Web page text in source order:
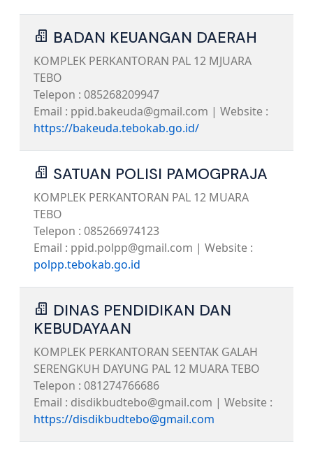
BADAN KEUANGAN DAERAH
KOMPLEK PERKANTORAN PAL 12 MJUARA
TEBO
Telepon : 085268209947
Email : ppid.bakeuda@gmail.com | Website :
https://bakeuda.tebokab.go.id/
SATUAN POLISI PAMOGPRAJA
KOMPLEK PERKANTORAN PAL 12 MUARA
TEBO
Telepon : 085266974123
Email : ppid.polpp@gmail.com | Website :
polpp.tebokab.go.id
DINAS PENDIDIKAN DAN
KEBUDAYAAN
KOMPLEK PERKANTORAN SEENTAK GALAH
SERENGKUH DAYUNG PAL 12 MUARA TEBO
Telepon : 081274766686
Email : disdikbudtebo@gmail.com | Website :
https://disdikbudtebo@gmail.com